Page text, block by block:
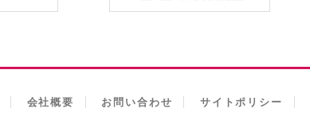
会社概要 お問い合わせ サイトポリシー